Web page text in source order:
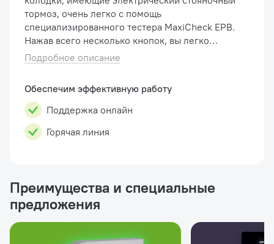
тормоз, очень легко с помощь
специализированного тестера MaxiCheck EPB.
Нажав всего несколько кнопок, вы легко
отключите систему, для запуска режима
Подробное описание
Обеспечим эффективную работу
Поддержка онлайн
Горячая линия
Преимущества и специальные
предложения